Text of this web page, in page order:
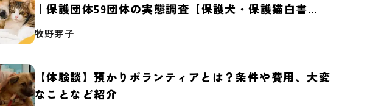
｜保護団体59団体の実態調査【保護犬・保護猫白書
2026】
牧野芽子
【体験談】預かりボランティアとは？条件や費用、大変
なことなど紹介